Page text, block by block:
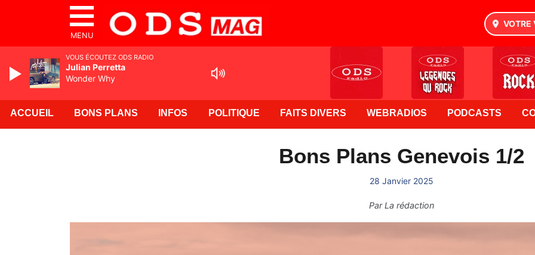
MENU
VOTRE
ACCUEIL BONS PLANS INFOS POLITIQUE FAITS DIVERS WEBRADIOS PODCASTS
Bons Plans Genevois 1/2
28 Janvier 2025
ParLa rédaction
VOUS ÉCOUTEZ ODS RADIO
Julian Perretta
Wonder Why